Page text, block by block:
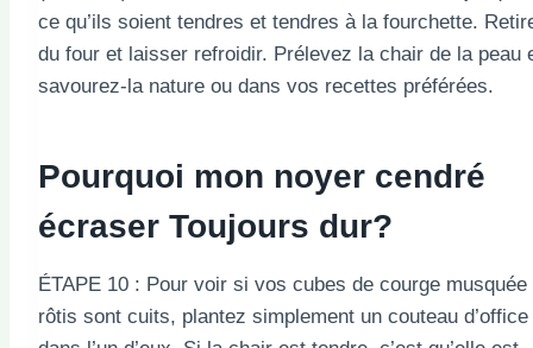
ce qu’ils soient tendres et tendres à la fourchette.
du four et laisser refroidir. Prélevez la chair de la peau
savourez-la nature ou dans vos recettes préférées.
Pourquoi mon noyer cendré
écraser Toujours dur?
ÉTAPE 10 : Pour voir si vos cubes de courge musquée
rôtis sont cuits, plantez simplement un couteau d’office